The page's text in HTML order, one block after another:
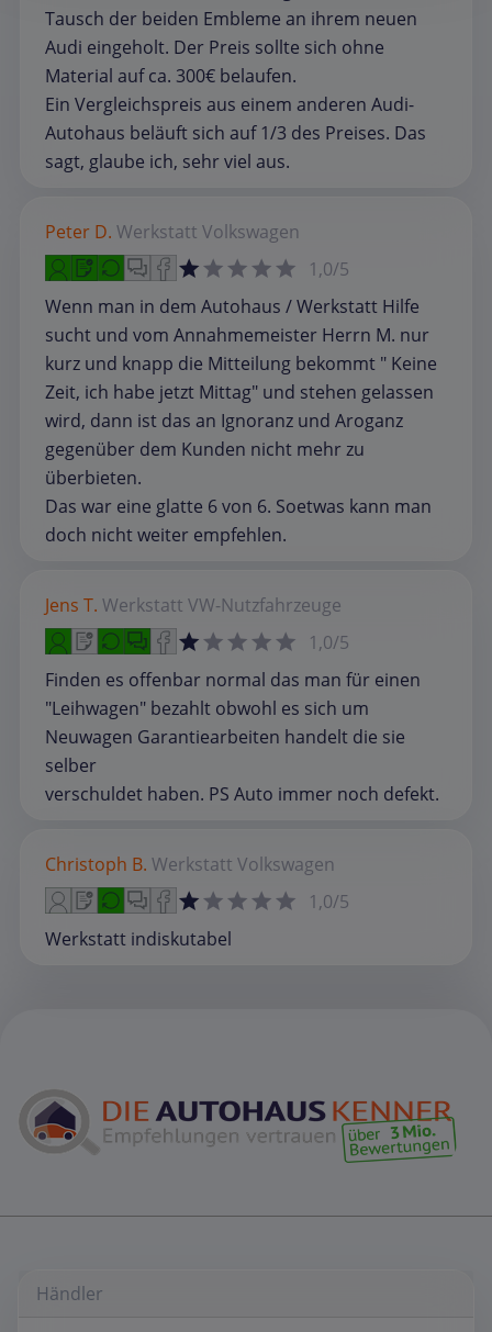
Tausch der beiden Embleme an ihrem neuen
Audi eingeholt. Der Preis sollte sich ohne
Material auf ca. 300€ belaufen.
Ein Vergleichspreis aus einem anderen Audi-
Autohaus beläuft sich auf 1/3 des Preises. Das
sagt, glaube ich, sehr viel aus.
Peter D. Werkstatt Volkswagen
1,0/5
Wenn man in dem Autohaus / Werkstatt Hilfe
sucht und vom Annahmemeister Herrn M. nur
kurz und knapp die Mitteilung bekommt " Keine
Zeit, ich habe jetzt Mittag" und stehen gelassen
wird, dann ist das an Ignoranz und Aroganz
gegenüber dem Kunden nicht mehr zu
überbieten.
Das war eine glatte 6 von 6. Soetwas kann man
doch nicht weiter empfehlen.
Jens T. Werkstatt VW-Nutzfahrzeuge
1,0/5
Finden es offenbar normal das man für einen
"Leihwagen" bezahlt obwohl es sich um
Neuwagen Garantiearbeiten handelt die sie
selber
verschuldet haben. PS Auto immer noch defekt.
Christoph B. Werkstatt Volkswagen
1,0/5
Werkstatt indiskutabel
Händler